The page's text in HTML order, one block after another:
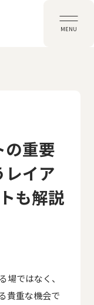
MENU
の重要
レイア
も解説
場ではなく、
貴重な機会で